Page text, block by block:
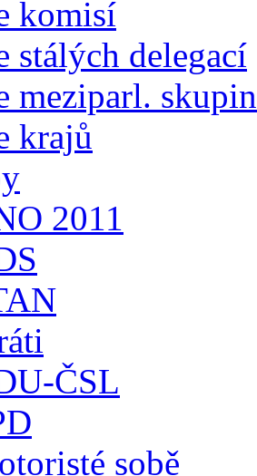
komisí
stálých delegací
meziparl. skupin
krajů
2011
ČSL
sobě